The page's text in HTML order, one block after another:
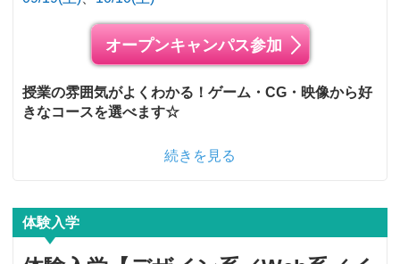
オープンキャンパス参加
授業の雰囲気がよくわかる！ゲーム・CG・映像から好
きなコースを選べます☆
続きを見る
体験入学